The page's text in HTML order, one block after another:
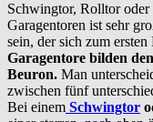
Schwingtor, Rolltor
Garagentoren ist sehr
sein, der sich zum
Garagentore bilden
Beuron. Man
zwischen fünf
Bei einem Schwingtor